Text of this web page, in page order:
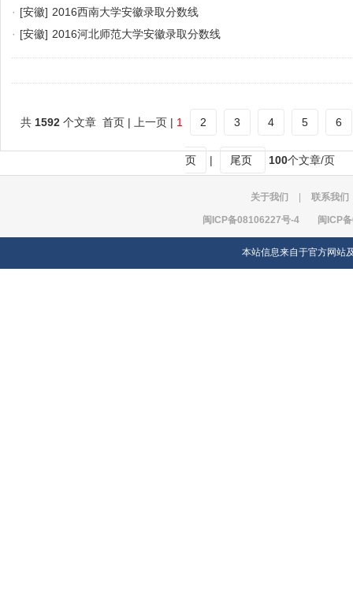
· [安徽] 2016西南大学安徽录取分数线
· [安徽] 2016河北师范大学安徽录取分数线
共 1592 个文章 首页 | 上一页 | 1 2 3 4 5 6
页 | 尾页 100个文章/页
关于我们 联系我们
闽ICP备08106227号-4 闽ICP
本站信息来自于官方网站